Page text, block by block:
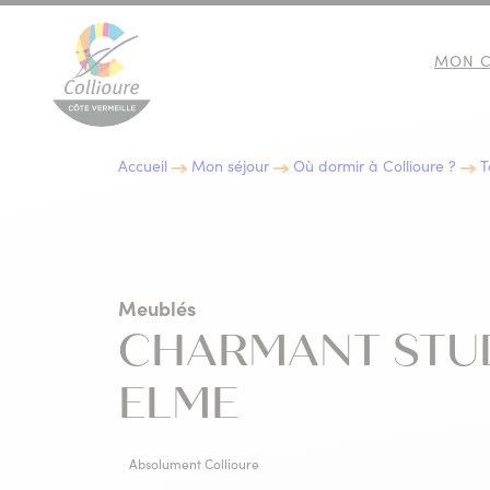
MON
10 BONNES RAISONS DE
IMMERSION CULTURELLE
LES EXPOSITIONS
GASTRONOMIE
Accueil Mon séjour Où dormir à Collioure ?
Meublés
CHARMANT
ELME
Absolument Collioure